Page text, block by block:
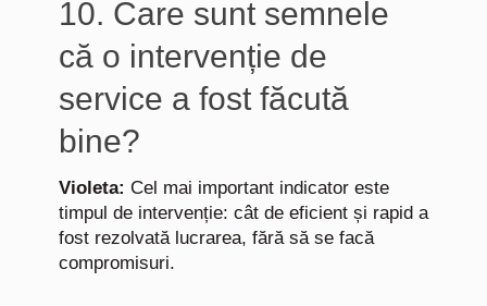
10. Care sunt semnele
că o intervenție de
service a fost făcută
bine?
Violeta: Cel mai important indicator este
timpul de intervenție: cât de eficient și rapid a
fost rezolvată lucrarea, fără să se facă
compromisuri.